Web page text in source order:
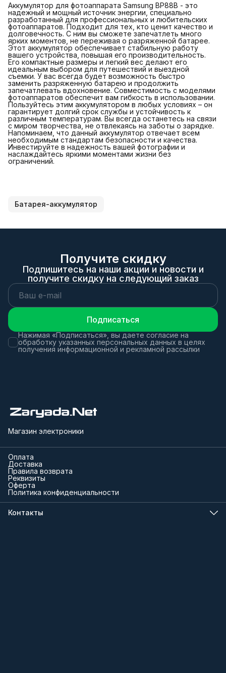
Аккумулятор для фотоаппарата Samsung BP88B - это
надежный и мощный источник энергии, специально
разработанный для профессиональных и любительских
фотоаппаратов. Подходит для тех, кто ценит качество и
долговечность. С ним вы сможете запечатлеть много
ярких моментов, не переживая о разряженной батарее.
Этот аккумулятор обеспечивает стабильную работу
вашего устройства, повышая его производительность.
Его компактные размеры и легкий вес делают его
идеальным выбором для путешествий и выездной
съемки. У вас всегда будет возможность быстро
заменить разряженную батарею и продолжить
запечатлевать вдохновение. Совместимость с моделями
фотоаппаратов обеспечит вам гибкость в использовании.
Пользуйтесь этим аккумулятором в любых условиях – он
гарантирует долгий срок службы и устойчивость к
различным температурам. Вы всегда останетесь на связи
с миром творчества, не отвлекаясь на заботы о зарядке.
Напоминаем, что данный аккумулятор отвечает всем
необходимым стандартам безопасности и качества.
Инвестируйте в надежность вашей фотографии и
наслаждайтесь яркими моментами жизни без
ограничений.
Батарея-аккумулятор
Получите скидку
Подпишитесь на наши акции и новости и
получите скидку на следующий заказ
Подписаться
Нажимая «Подписаться», вы даете согласие на
обработку указанных персональных данных в целях
получения информационной и рекламной рассылки
Магазин электроники
Оплата
Доставка
Правила возврата
Реквизиты
Оферта
Политика конфиденциальности
Контакты